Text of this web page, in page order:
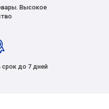
Высокое
срок до 7 дней